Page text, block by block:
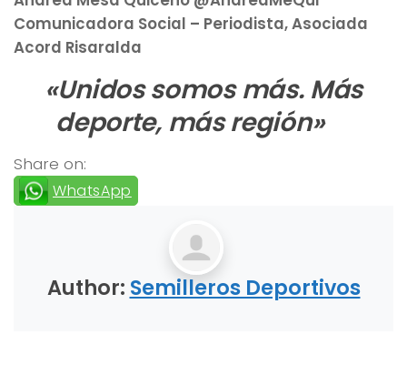
Comunicadora Social – Periodista, Asociada
Acord Risaralda
«Unidos somos más. Más
deporte, más región»«»
Share on:
WhatsApp
Author: Semilleros Deportivos